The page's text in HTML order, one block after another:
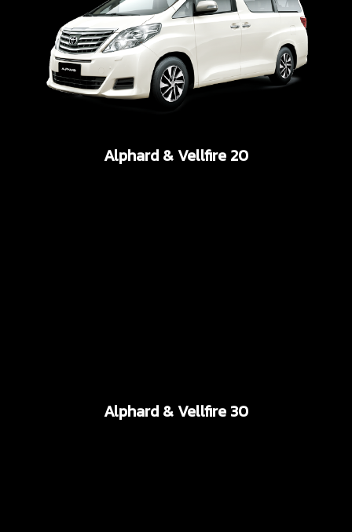
Alphard & Vellfire 20
Alphard & Vellfire 30